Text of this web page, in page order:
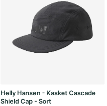
Helly Hansen - Kasket Cascade
Shield Cap - Sort